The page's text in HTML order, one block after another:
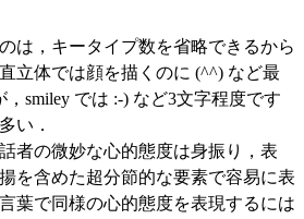
は，キータイプ数を省略できるから
立体では顔を描くのに (^^) など最
smiley では :-) など3文字程度です
い．
者の微妙な心的態度は身振り，表
を含めた超分節的な要素で容易に表
葉で同様の心的態度を表現するには